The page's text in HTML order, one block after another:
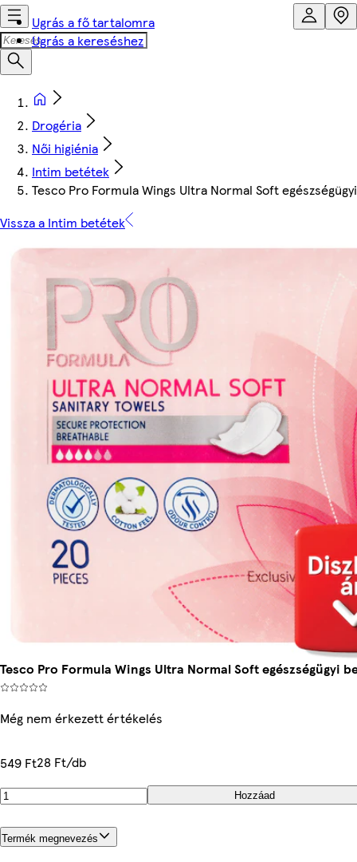
Ugrás a fő tartalomra
Ugrás a kereséshez
Drogéria
Női higiénia
Intim betétek
Tesco Pro Formula Wings Ultra Normal Soft
Vissza a Intim betétek
Tesco Pro Formula Wings Ultra Normal Soft egészségügyi
Még nem érkezett értékelés
549 Ft28 Ft/db
Hozzáad
Termék megnevezés